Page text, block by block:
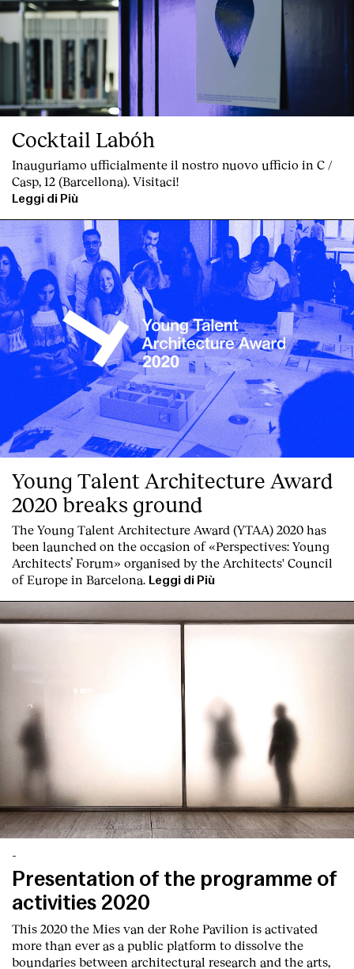
Cocktail Labóh
Inauguriamo ufficialmente il nostro nuovo ufficio in C /
Casp, 12 (Barcellona). Visitaci!
Leggi di Più
Young Talent Architecture Award
2020 breaks ground
The Young Talent Architecture Award (YTAA) 2020 has
been launched on the occasion of «Perspectives: Young
Architects’ Forum» organised by the Architects' Council
of Europe in Barcelona. Leggi di Più
-
Presentation of the programme of
activities 2020
This 2020 the Mies van der Rohe Pavilion is activated
more than ever as a public platform to dissolve the
boundaries between architectural research and the arts,